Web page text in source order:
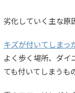
劣化していく主な原
キズが付いてしまっ
よく歩く場所、ダイ
ても付いてしまうも